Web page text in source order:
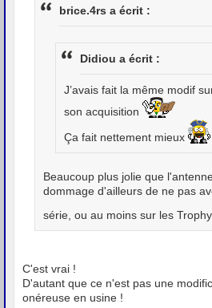
brice.4rs a écrit :
Didiou a écrit :
J’avais fait la même modif
son acquisition
Ça fait nettement mieux
Beaucoup plus jolie que
dommage d'ailleurs de ne pas
série, ou au moins sur les
C'est vrai !
D'autant que ce n'est pas une
onéreuse en usine !